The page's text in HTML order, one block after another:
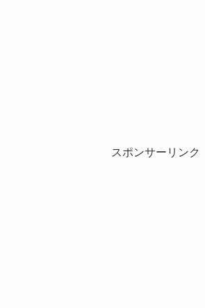
スポンサーリンク